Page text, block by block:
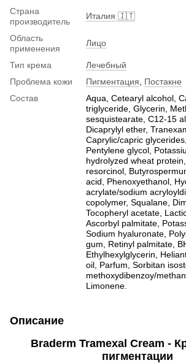
Страна
производитель
Италия 🇮🇹
Область
применения
Лицо
Тип крема
Лечебный
Проблема кожи
Пигментация
Постакне
Состав
Aqua, Cetearyl alcohol,
triglyceride, Glycerin,
sesquistearate, C12-15
Dicaprylyl ether,
Caprylic/capric
Pentylene glycol,
hydrolyzed wheat
resorcinol,
acid, Phenoxyethanol,
acrylate/sodium
copolymer, Squalane,
Tocopheryl acetate,
Ascorbyl palmitate,
Sodium hyaluronate,
gum, Retinyl palmitate,
Ethylhexylglycerin,
oil, Parfum, Sorbitan
methoxydibenzoy/
Limonene.
Описание
Braderm Tramexal Cream -
пигментации